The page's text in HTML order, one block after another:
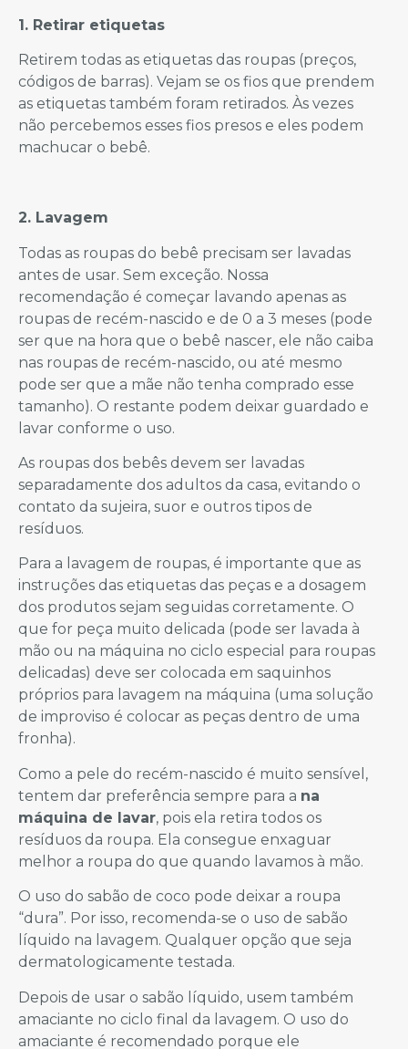
1. Retirar etiquetas
Retirem todas as etiquetas das roupas (preços,
códigos de barras). Vejam se os fios que prendem
as etiquetas também foram retirados. Às vezes
não percebemos esses fios presos e eles podem
machucar o bebê.
2. Lavagem
Todas as roupas do bebê precisam ser lavadas
antes de usar. Sem exceção. Nossa
recomendação é começar lavando apenas as
roupas de recém-nascido e de 0 a 3 meses (pode
ser que na hora que o bebê nascer, ele não caiba
nas roupas de recém-nascido, ou até mesmo
pode ser que a mãe não tenha comprado esse
tamanho). O restante podem deixar guardado e
lavar conforme o uso.
As roupas dos bebês devem ser lavadas
separadamente dos adultos da casa, evitando o
contato da sujeira, suor e outros tipos de
resíduos.
Para a lavagem de roupas, é importante que as
instruções das etiquetas das peças e a dosagem
dos produtos sejam seguidas corretamente. O
que for peça muito delicada (pode ser lavada à
mão ou na máquina no ciclo especial para roupas
delicadas) deve ser colocada em saquinhos
próprios para lavagem na máquina (uma solução
de improviso é colocar as peças dentro de uma
fronha).
Como a pele do recém-nascido é muito sensível,
tentem dar preferência sempre para a na
máquina de lavar, pois ela retira todos os
resíduos da roupa. Ela consegue enxaguar
melhor a roupa do que quando lavamos à mão.
O uso do sabão de coco pode deixar a roupa
“dura”. Por isso, recomenda-se o uso de sabão
líquido na lavagem. Qualquer opção que seja
dermatologicamente testada.
Depois de usar o sabão líquido, usem também
amaciante no ciclo final da lavagem. O uso do
amaciante é recomendado porque ele